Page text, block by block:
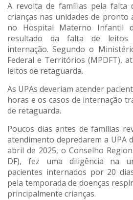
A revolta de famílias pela falta
crianças nas unidades de pronto
no Hospital Materno Infantil
resultado da falta de leitos
internação. Segundo o
Federal e Territórios (MPDFT),
leitos de retaguarda.
As UPAs deveriam atender
horas e os casos de internação
de retaguarda.
Poucos dias antes de famílias
atendimento depredarem a UPA
abril de 2025, o Conselho
DF), fez uma diligência na
pacientes internados por 20
pela temporada de doenças
principalmente crianças.